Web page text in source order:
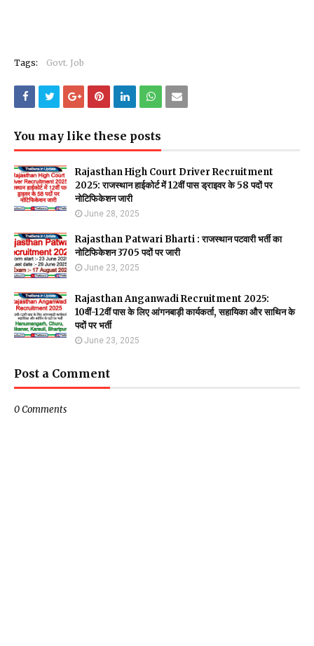
Tags: Govt. Job
You may like these posts
Rajasthan High Court Driver Recruitment
2025: राजस्थान हाईकोर्ट में 12वीं पास ड्राइवर के 58 पदों पर
नोटिफिकेशन जारी
June 28, 2025
Rajasthan Patwari Bharti : राजस्थान पटवारी भर्ती का
नोटिफिकेशन 3705 पदों पर जारी
June 23, 2025
Rajasthan Anganwadi Recruitment 2025:
10वीं-12वीं पास के लिए आंगनबाड़ी कार्यकर्ता, सहायिका और साथिन के
पदों पर भर्ती
June 23, 2025
Post a Comment
0 Comments